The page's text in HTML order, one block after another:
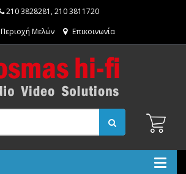
210 3828281 ,210 3811720
Περιοχή Μελών
Επικοινωνία